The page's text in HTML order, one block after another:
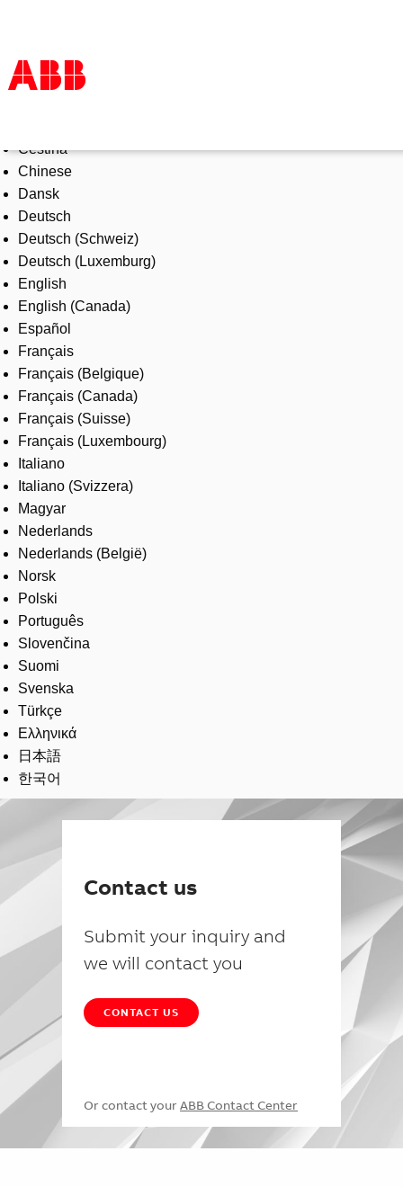
Products & Solutions
Industries
Services
About us
Where to buy
Contact us
Careers
Čeština
Chinese
Dansk
Deutsch
Deutsch (Schweiz)
Deutsch (Luxemburg)
English
English (Canada)
Español
Français
Français (Belgique)
Français (Canada)
Français (Suisse)
Français (Luxembourg)
Italiano
Italiano (Svizzera)
Magyar
Nederlands
Nederlands (België)
Norsk
Polski
Português
Slovenčina
Suomi
Svenska
Türkçe
Ελληνικά
日本語
한국어
Contact us
Submit your inquiry and
we will contact you
CONTACT US
Or contact your ABB Contact Center